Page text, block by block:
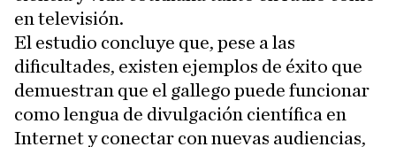
en televisión.
El estudio concluye que, pese a las
dificultades, existen ejemplos de éxito que
demuestran que el gallego puede funcionar
como lengua de divulgación científica en
Internet y conectar con nuevas audiencias,